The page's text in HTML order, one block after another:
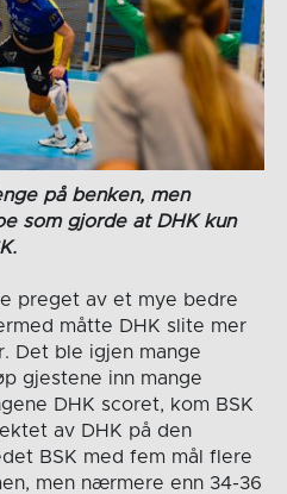
på benken, men
som gjorde at DHK kun
preget av et mye bedre
måtte DHK slite mer
Det ble igjen mange
gjestene inn mange
DHK scoret, kom BSK
av DHK på den
BSK med fem mål flere
men nærmere enn 34-36